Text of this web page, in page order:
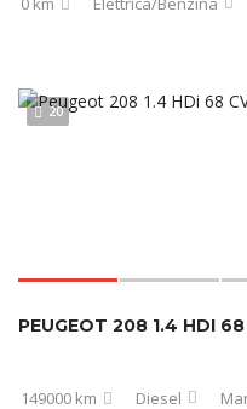
20
PEUGEOT 208 1.4 HDI
149000 km Diesel